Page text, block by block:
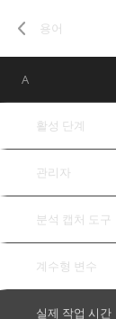
용어
A
활성 단계
관리자
분석 캡처 도구
계수형 변수
실제 작업 시간